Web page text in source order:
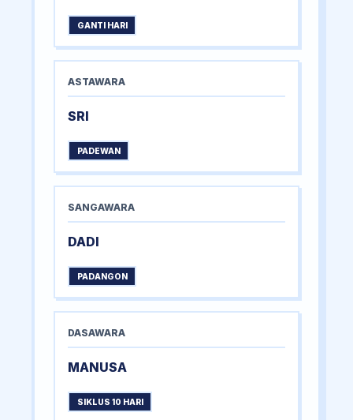
GANTI HARI
ASTAWARA
SRI
PADEWAN
SANGAWARA
DADI
PADANGON
DASAWARA
MANUSA
SIKLUS 10 HARI